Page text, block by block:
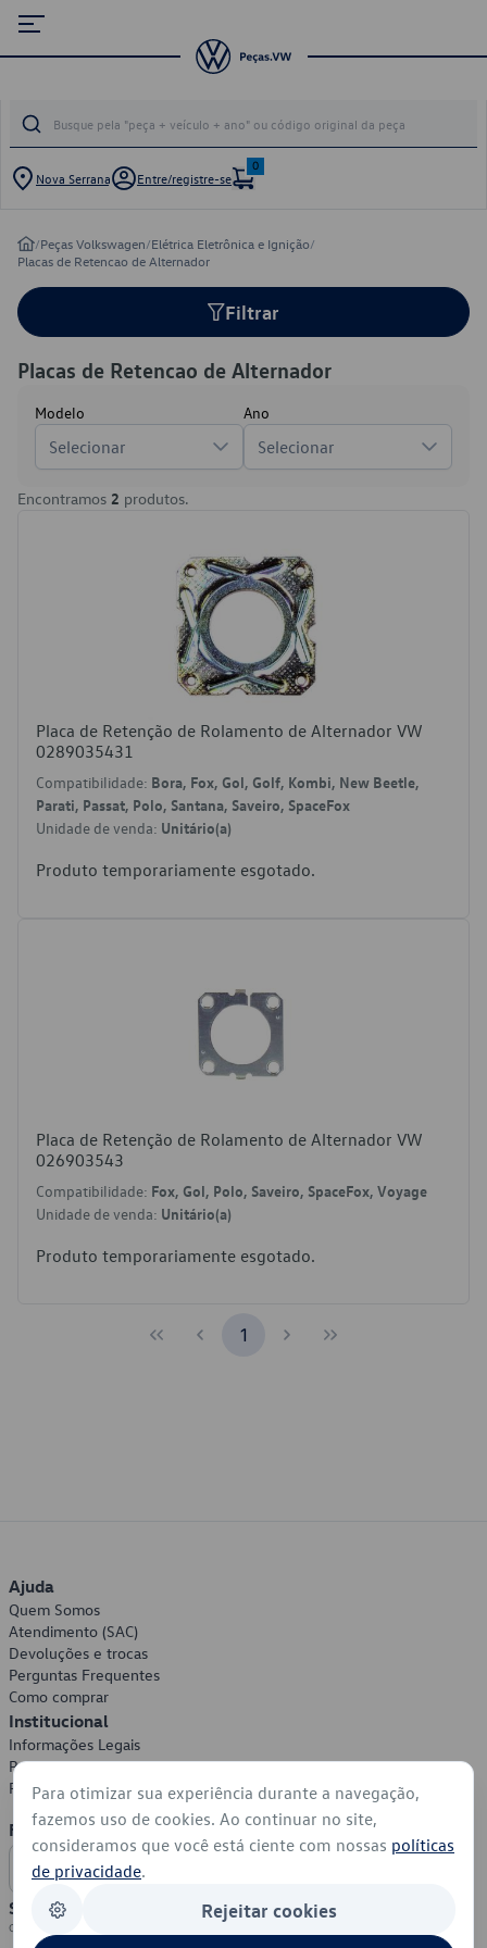
Nova Serrana Entre/registre-se
0
/Peças Volkswagen/Elétrica Eletrônica e Ignição/
Placas de Retencao de Alternador
Filtrar
Placas de Retencao de Alternador
Modelo
Selecionar
Ano
Selecionar
Encontramos 2 produtos.
Placa de Retenção de Rolamento de Alternador VW
0289035431
Compatibilidade: Bora, Fox, Gol, Golf, Kombi, New Beetle,
Parati, Passat, Polo, Santana, Saveiro, SpaceFox
Unidade de venda: Unitário(a)
Produto temporariamente esgotado.
Placa de Retenção de Rolamento de Alternador VW
026903543
Compatibilidade: Fox, Gol, Polo, Saveiro, SpaceFox, Voyage
Unidade de venda: Unitário(a)
Produto temporariamente esgotado.
1
Ajuda
Quem Somos
Atendimento (SAC)
Devoluções e trocas
Perguntas Frequentes
Como comprar
Institucional
Informações Legais
Política de Privacidade
Política de Cookies
Formas de Pagamento
Segurança
Para otimizar sua experiência durante a navegação,
fazemos uso de cookies. Ao continuar no site,
consideramos que você está ciente com nossas políticas
de privacidade.
Rejeitar cookies